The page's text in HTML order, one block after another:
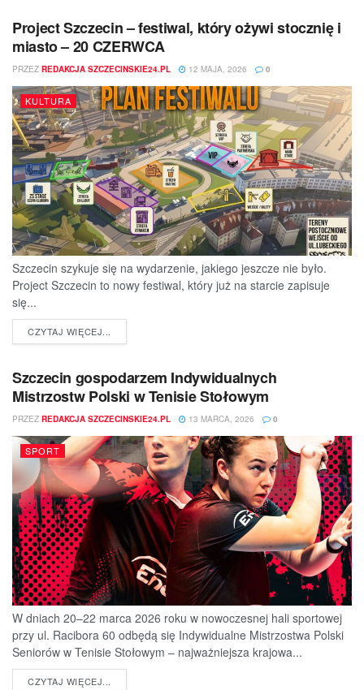
Project Szczecin – festiwal, który ożywi stocznię i
miasto – 20 CZERWCA
PRZEZ REDAKCJA SZCZECINSKIE24.PL 12 MAJA, 2026 0
KULTURA
Szczecin szykuje się na wydarzenie, jakiego jeszcze nie było.
Project Szczecin to nowy festiwal, który już na starcie zapisuje
się...
CZYTAJ WIĘCEJ...
Szczecin gospodarzem Indywidualnych
Mistrzostw Polski w Tenisie Stołowym
PRZEZ REDAKCJA SZCZECINSKIE24.PL 13 MARCA, 2026 0
SPORT
W dniach 20–22 marca 2026 roku w nowoczesnej hali sportowej
przy ul. Racibora 60 odbędą się Indywidualne Mistrzostwa Polski
Seniorów w Tenisie Stołowym – najważniejsza krajowa...
CZYTAJ WIĘCEJ...